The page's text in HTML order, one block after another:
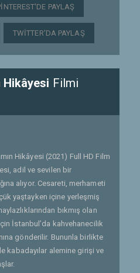
PAYLAŞ
TWITTER'DA PAYLAŞ
Hikâyesi Filmi
Hikâyesi (2021) Full HD Film
adil ve sevilen bir
alıyor. Cesareti, merhameti
yaştayken içine yerleşmiş
bıkmış olan
İstanbul’da kahvehanecilik
gönderilir. Bununla birlikte
kabadayılar alemine girişi ve